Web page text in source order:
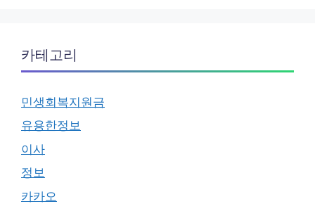
카테고리
민생회복지원금
유용한정보
이사
정보
카카오